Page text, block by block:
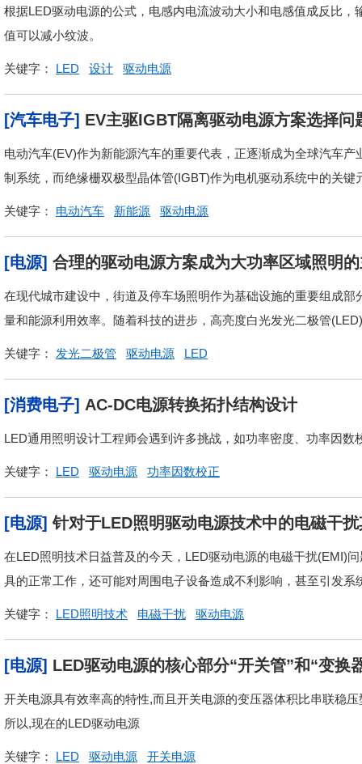
根据LED驱动电源的公式，电感内电流波动大小和电感值成反比
值可以减小纹波。
关键字： LED 设计 驱动电源
[汽车电子] EV主驱IGBT隔离驱动电源方案选择问
电动汽车(EV)作为新能源汽车的重要代表，正逐渐成为全球汽车
制系统，而绝缘栅双极型晶体管(IGBT)作为电机驱动系统中的关
关键字： 电动汽车 新能源 驱动电源
[电源] 合理的驱动电源方案成为大功率区域照明
在现代城市建设中，街道及停车场照明作为基础设施的重要组成
量和能源利用效率。随着科技的进步，高亮度白光发光二极管
关键字： 发光二极管 驱动电源 LED
[消费电子] AC-DC电源转换拓扑结构设计
LED通用照明设计工程师会遇到许多挑战，如功率密度、功率因数
关键字： LED 驱动电源 功率因数校正
[电源] 针对于LED照明驱动电源技术中的电磁干
在LED照明技术日益普及的今天，LED驱动电源的电磁干扰(EMI)
具的正常工作，还可能对周围电子设备造成不利影响，甚至引发
关键字： LED照明技术 电磁干扰 驱动电源
[电源] LED驱动电源的核心部分“开关管”和“变换
开关电源具有效率高的特性,而且开关电源的变压器体积比串联稳
所以,现在的LED驱动电源
关键字： LED 驱动电源 开关电源